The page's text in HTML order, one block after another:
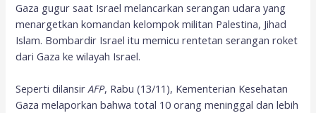
Gaza gugur saat Israel melancarkan serangan udara yang
menargetkan komandan kelompok militan Palestina, Jihad
Islam. Bombardir Israel itu memicu rentetan serangan roket
dari Gaza ke wilayah Israel.
Seperti dilansirAFP, Rabu (13/11), Kementerian Kesehatan
Gaza melaporkan bahwa total 10 orang meninggal dan lebih